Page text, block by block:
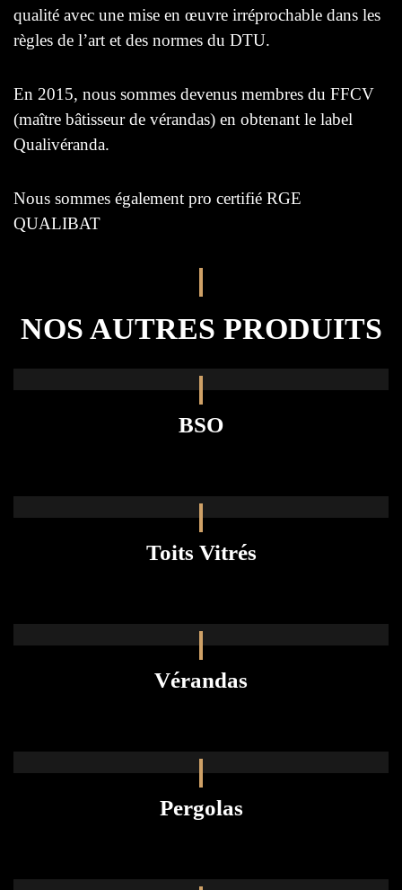
qualité avec une mise en œuvre irréprochable dans les
règles de l’art et des normes du DTU.
En 2015, nous sommes devenus membres du FFCV
(maître bâtisseur de vérandas) en obtenant le label
Qualivéranda.
Nous sommes également pro certifié RGE
QUALIBAT
NOS AUTRES PRODUITS
BSO
Toits Vitrés
Vérandas
Pergolas